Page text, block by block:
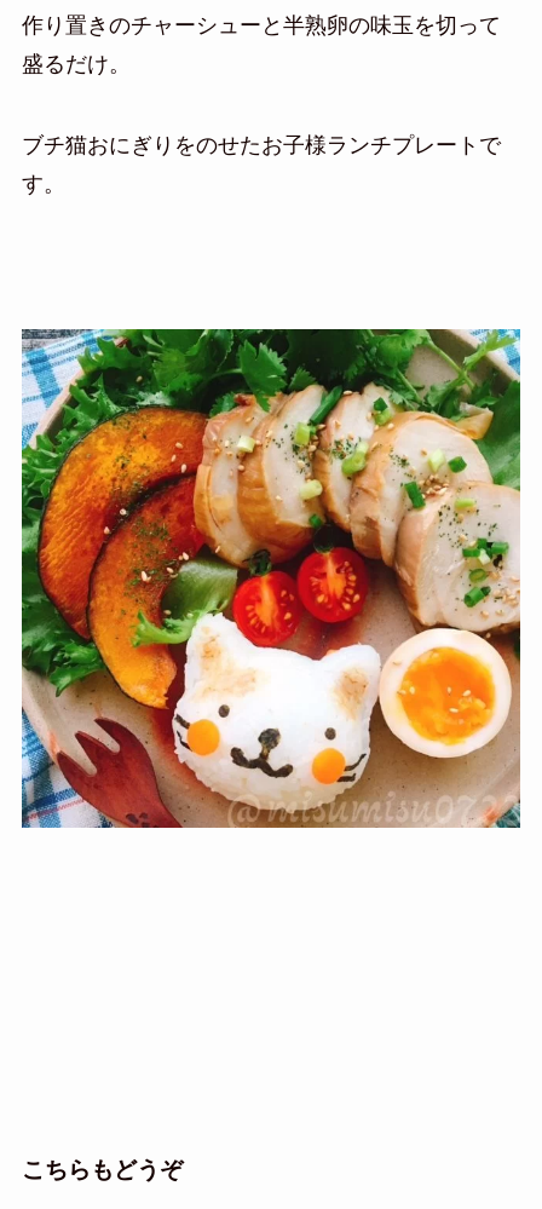
作り置きのチャーシューと半熟卵の味玉を切って
盛るだけ。
ブチ猫おにぎりをのせたお子様ランチプレートで
す。
こちらもどうぞ